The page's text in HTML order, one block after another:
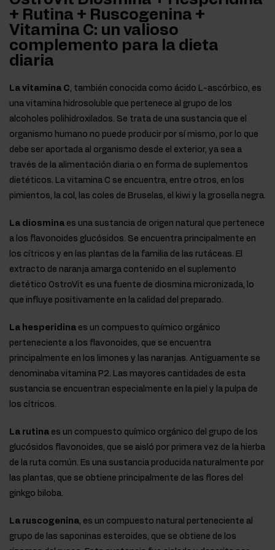
+ Rutina + Ruscogenina +
Vitamina C: un valioso
complemento para la dieta
diaria
La vitamina C, también conocida como ácido L-ascórbico, es
una vitamina hidrosoluble que pertenece al grupo de los
alcoholes polihidroxilados. Se trata de una sustancia que el
organismo humano no puede producir por sí mismo, por lo que
debe ser aportada al organismo desde el exterior, ya sea a
través de la alimentación diaria o en forma de suplementos
dietéticos. La vitamina C se encuentra, entre otros, en los
pimientos, la col, las coles de Bruselas, el kiwi y la grosella negra.
La diosmina es una sustancia de origen natural que pertenece
a los flavonoides glucósidos. Se encuentra principalmente en
los cítricos y en las plantas de la familia de las rutáceas. El
extracto de naranja amarga contenido en el suplemento
dietético OstroVit es una fuente de diosmina micronizada, lo
que influye positivamente en la calidad del preparado.
La hesperidina es un compuesto químico orgánico
perteneciente a los flavonoides, que se encuentra
principalmente en los limones y las naranjas. Antiguamente se
denominaba vitamina P2. Las mayores cantidades de esta
sustancia se encuentran especialmente en la piel y la pulpa de
los cítricos.
La rutina es un compuesto químico orgánico del grupo de los
glucósidos flavonoides, que se aisló por primera vez de la hierba
de la ruta común. Es una sustancia producida naturalmente por
las plantas, que se obtiene principalmente de las flores del
ginkgo biloba.
La ruscogenina, es un compuesto natural perteneciente al
grupo de las saponinas esteroides, que se obtiene de los